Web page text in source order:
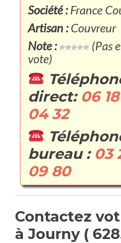
Société :France
Artisan :Couvreur
Note :
(Pas
vote)
direct: 06
04 32
bureau : 03
09 80
Contactez
à Journy (